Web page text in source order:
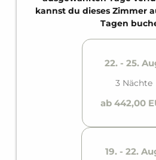
Mit Platz für bis zu sechs
Familien oder größere
kannst du dieses Zimmer
Tagen
22. - 25.
3 Nächte
ab 442,00
19. - 22.